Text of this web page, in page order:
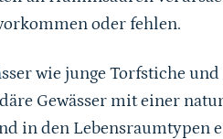
oder fehlen.
wie junge Torfstiche
Gewässer mit einer
in den Lebensraumtypen